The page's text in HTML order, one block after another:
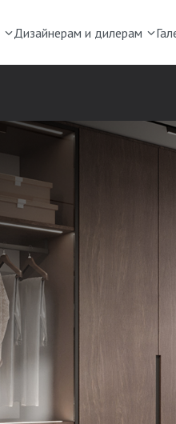
Дизайнерам и дилерам